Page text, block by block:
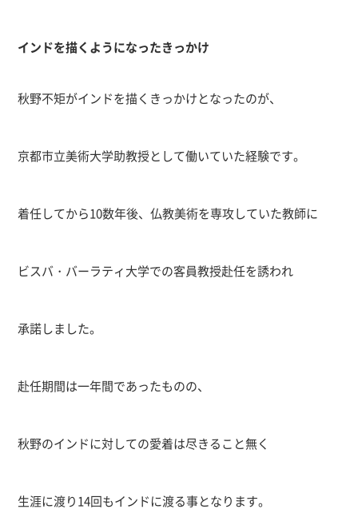
インドを描くようになったきっかけ
秋野不矩がインドを描くきっかけとなったのが、
京都市立美術大学助教授として働いていた経験です。
着任してから10数年後、仏教美術を専攻していた教師に
ビスバ・バーラティ大学での客員教授赴任を誘われ
承諾しました。
赴任期間は一年間であったものの、
秋野のインドに対しての愛着は尽きること無く
生涯に渡り14回もインドに渡る事となります。